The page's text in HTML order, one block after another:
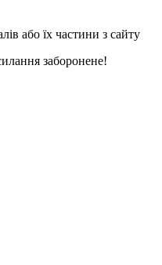
або їх частини з сайту
заборонене!